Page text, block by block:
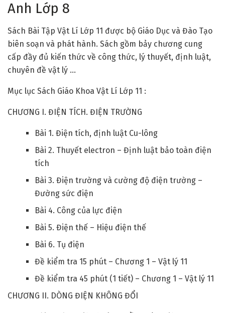
Anh Lớp 8
Sách Bài Tập Vật Lí Lớp 11 được bộ Giáo Dục và Đào Tạo
biên soạn và phát hành. Sách gồm bảy chương cung
cấp đầy đủ kiến thức về công thức, lý thuyết, định luật,
chuyên đề vật lý …
Mục lục Sách Giáo Khoa Vật Lí Lớp 11 :
CHƯƠNG I. ĐIỆN TÍCH. ĐIỆN TRƯỜNG
Bài 1. Điện tích, định luật Cu-lông
Bài 2. Thuyết electron – Định luật bảo toàn điện
tích
Bài 3. Điện trường và cường độ điện trường –
Đường sức điện
Bài 4. Công của lực điện
Bài 5. Điện thế – Hiệu điện thế
Bài 6. Tụ điện
Đề kiểm tra 15 phút – Chương 1 – Vật lý 11
Đề kiểm tra 45 phút (1 tiết) – Chương 1 – Vật lý 11
CHƯƠNG II. DÒNG ĐIỆN KHÔNG ĐỔI